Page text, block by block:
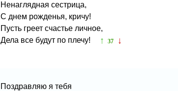
Ненаглядная сестрица,
С днем рожденья, кричу!
Пусть греет счастье личное,
Дела все будут по плечу!
↑ 37 ↓
Поздравляю я тебя